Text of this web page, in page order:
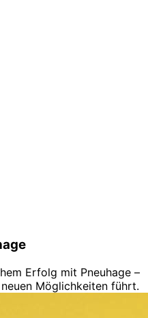
Erfolg mit Pneuhage –
Möglichkeiten führt.